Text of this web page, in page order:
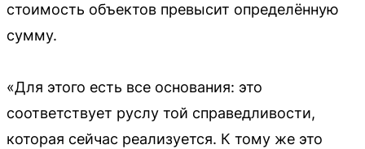
стоимость объектов превысит определённую
сумму.
«Для этого есть все основания: это
соответствует руслу той справедливости,
которая сейчас реализуется. К тому же это